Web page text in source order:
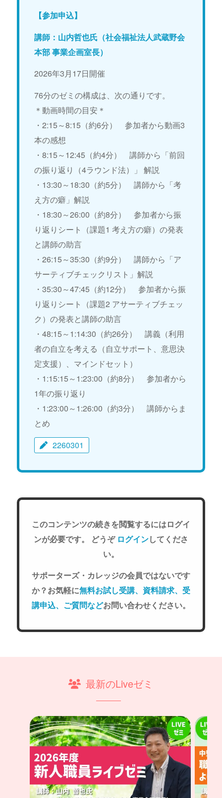
【参加申込】
講師：山内哲也氏（社会福祉法人武蔵野会
本部 事業企画室長）
2026年3月17日開催
76分のゼミの構成は、次の通りです。
＊動画時間の目安＊
・2:15～8:15（約6分） 参加者から動画3
本の感想
・8:15～12:45（約4分） 講師から「前回
の振り返り（4ラウンド法）」 解説
・13:30～18:30（約5分） 講師から「考
え方の癖」解説
・18:30～26:00（約8分） 参加者から振
り返りシート（課題1 考え方の癖）の発表
と講師の助言
・26:15～35:30（約9分） 講師から「ア
サーティブチェックリスト」解説
・35:30～47:45（約12分） 参加者から振
り返りシート（課題2 アサーティブチェッ
ク）の発表と講師の助言
・48:15～1:14:30（約26分） 講義（利用
者の自立を考える（自立サポート、意思決
定支援）、マインドセット）
・1:15:15～1:23:00（約8分） 参加者から
1年の振り返り
・1:23:00～1:26:00（約3分） 講師からま
とめ
2260301
このコンテンツの続きを閲覧するにはログイ
ンが必要です。 どうぞ ログインしてくださ
い。
サポーターズ・カレッジの会員ではないです
か？お気軽に無料お試し受講、資料請求、受
講申込、ご質問などお問い合わせください。
最新のLiveゼミ